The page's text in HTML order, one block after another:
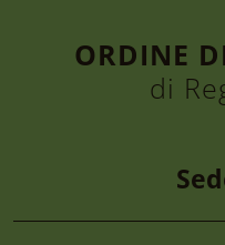
ORDINE
di